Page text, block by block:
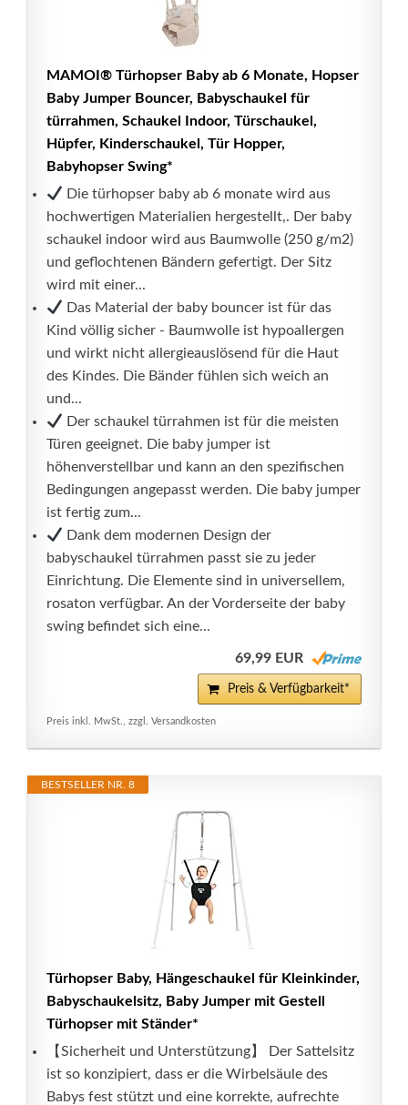
MAMOI® Türhopser Baby ab 6 Monate, Hopser
Baby Jumper Bouncer, Babyschaukel für
türrahmen, Schaukel Indoor, Türschaukel,
Hüpfer, Kinderschaukel, Tür Hopper,
Babyhopser Swing*
Die türhopser baby ab 6 monate wird aus
hochwertigen Materialien hergestellt,. Der baby
schaukel indoor wird aus Baumwolle (250 g/m2)
und geflochtenen Bändern gefertigt. Der Sitz
wird mit einer...
Das Material der baby bouncer ist für das
Kind völlig sicher - Baumwolle ist hypoallergen
und wirkt nicht allergieauslösend für die Haut
des Kindes. Die Bänder fühlen sich weich an
und...
Der schaukel türrahmen ist für die meisten
Türen geeignet. Die baby jumper ist
höhenverstellbar und kann an den spezifischen
Bedingungen angepasst werden. Die baby jumper
ist fertig zum...
Dank dem modernen Design der
babyschaukel türrahmen passt sie zu jeder
Einrichtung. Die Elemente sind in universellem,
rosaton verfügbar. An der Vorderseite der baby
swing befindet sich eine...
69,99 EUR
Preis & Verfügbarkeit*
Preis inkl. MwSt., zzgl. Versandkosten
BESTSELLER NR. 8
Türhopser Baby, Hängeschaukel für Kleinkinder,
Babyschaukelsitz, Baby Jumper mit Gestell
Türhopser mit Ständer*
【Sicherheit und Unterstützung】 Der Sattelsitz
ist so konzipiert, dass er die Wirbelsäule des
Babys fest stützt und eine korrekte, aufrechte